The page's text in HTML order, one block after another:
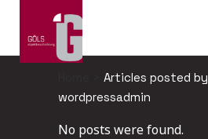
Articles posted by
wordpressadmin
No posts were found.